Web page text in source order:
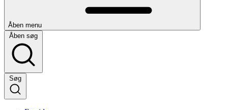
Åben menu
Åben søg
Søg